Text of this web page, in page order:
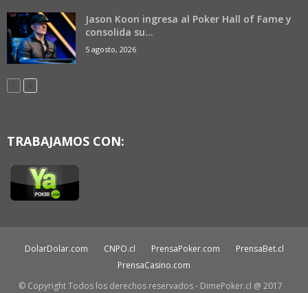
Jason Koon ingresa al Poker Hall of Fame y
consolida su...
5 agosto, 2026
TRABAJAMOS CON:
DolarDolar.com CNPO.cl PrensaPoker.com
PrensaBet.cl
PrensaCasino.com
© Copyright Todos los derechos reservados - DimePoker.cl @ 2017